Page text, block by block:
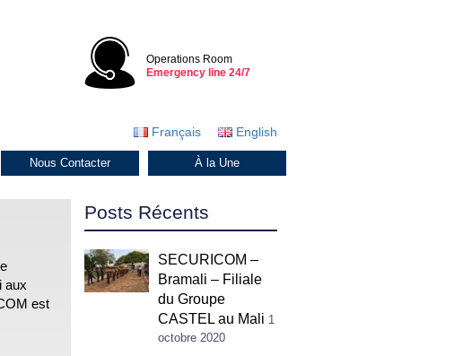
Operations Room
Emergency line 24/7
Français English
Nous Contacter À la Une
aux
est
Posts Récents
SECURICOM –
Bramali – Filiale
du Groupe
CASTEL au Mali 1
octobre 2020